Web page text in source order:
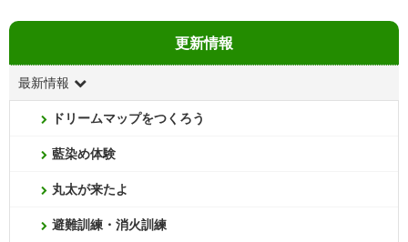
更新情報
最新情報
ドリームマップをつくろう
藍染め体験
丸太が来たよ
避難訓練・消火訓練